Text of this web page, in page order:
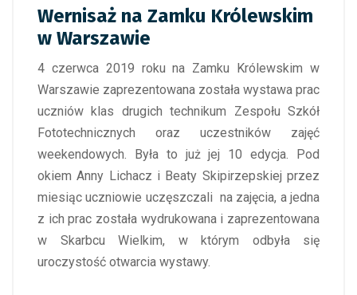
Wernisaż na Zamku Królewskim
w Warszawie
4 czerwca 2019 roku na Zamku Królewskim w
Warszawie zaprezentowana została wystawa prac
uczniów klas drugich technikum Zespołu Szkół
Fototechnicznych oraz uczestników zajęć
weekendowych. Była to już jej 10 edycja. Pod
okiem Anny Lichacz i Beaty Skipirzepskiej przez
miesiąc uczniowie uczęszczali na zajęcia, a jedna
z ich prac została wydrukowana i zaprezentowana
w Skarbcu Wielkim, w którym odbyła się
uroczystość otwarcia wystawy.